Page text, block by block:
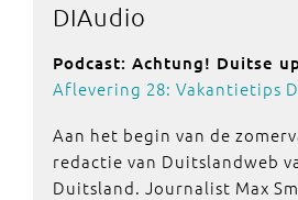
DIAudio
Podcast: Achtung! Duitse
Aflevering 28: Vakantietips
Aan het begin van de
redactie van Duitslandweb
Duitsland. Journalist Max